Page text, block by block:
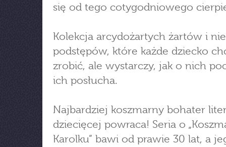
się od tego cotygodniowego
Kolekcja arcydożartych żartów i
podstępów, które każde dziecko
zrobić, ale wystarczy, jak o nich
ich posłucha.
Najbardziej koszmarny bohater
dziecięcej powraca! Seria o
Karolku” bawi od prawie 30 lat, a